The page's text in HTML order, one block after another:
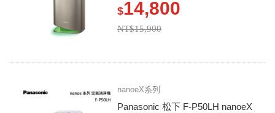
$14,800
NT$15,900
nanoeX系列
Panasonic 松下 F-P50LH nanoeX